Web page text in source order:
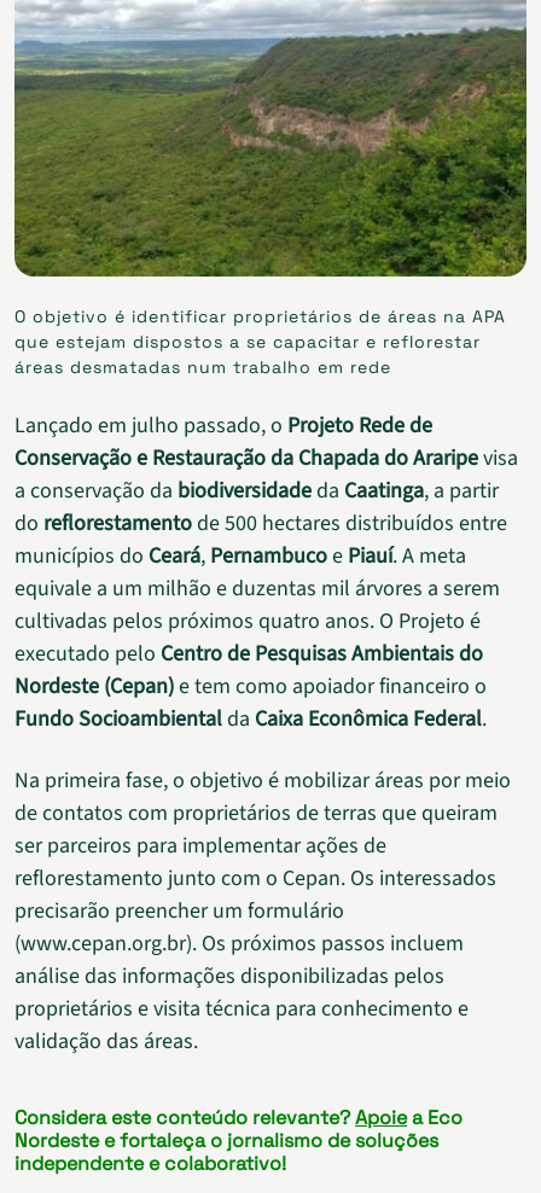
O objetivo é identificar proprietários de áreas na APA
que estejam dispostos a se capacitar e reflorestar
áreas desmatadas num trabalho em rede
Lançado em julho passado, o Projeto Rede de
Conservação e Restauração da Chapada do Araripevisa
a conservação da biodiversidadeda Caatinga, a partir
do reflorestamentode 500 hectares distribuídos entre
municípios do Ceará, Pernambucoe Piauí. A meta
equivale a um milhão e duzentas mil árvores a serem
cultivadas pelos próximos quatro anos. O Projeto é
executado pelo Centro de Pesquisas Ambientais do
Nordeste (Cepan)e tem como apoiador financeiro o
Fundo Socioambientalda Caixa Econômica Federal.
Na primeira fase, o objetivo é mobilizar áreas por meio
de contatos com proprietários de terras que queiram
ser parceiros para implementar ações de
reflorestamento junto com o Cepan. Os interessados
precisarão preencher um formulário
(www.cepan.org.br). Os próximos passos incluem
análise das informações disponibilizadas pelos
proprietários e visita técnica para conhecimento e
validação das áreas.
Considera este conteúdo relevante?Apoiea Eco
Nordeste e fortaleça o jornalismo de soluções
independente e colaborativo!